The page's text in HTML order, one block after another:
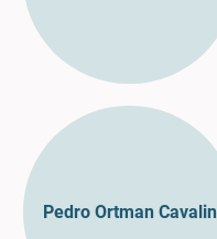
Pedro Ortman Cavalin